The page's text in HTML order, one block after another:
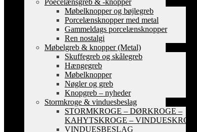
Poecelænsgreb & -knopper
Møbelknopper og bøjlegreb
Porcelænsknopper med metal
Gammeldags porcelænsknopper
Ren nostalgi
Møbelgreb & knopper (Metal)
Skuffegreb og skålegreb
Hængegreb
Møbelknopper
Nøgler og greb
Knopgreb – nyheder
Stormkroge & vinduesbeslag
STORMKROGE – DØRKROGE –
KAHYTSKROGE – VINDUESKROGE
VINDUESBESLAG